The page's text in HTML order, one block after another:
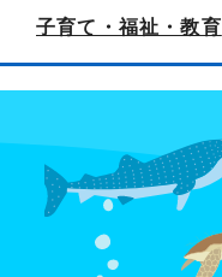
子育て・福祉・教育